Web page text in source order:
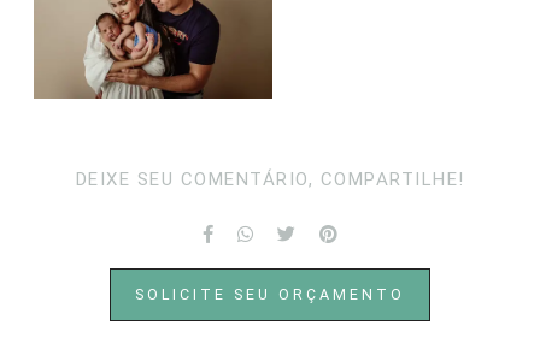
DEIXE SEU COMENTÁRIO, COMPARTILHE!
SOLICITE SEU ORÇAMENTO